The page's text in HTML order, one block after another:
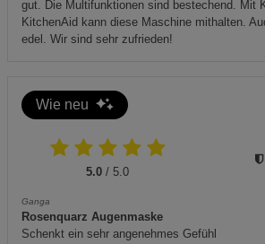
gut. Die Multifunktionen sind bestechend. Mit
KitchenAid kann diese Maschine mithalten.
edel. Wir sind sehr zufrieden!
Wie neu
5.0 / 5.0
Ganga
Rosenquarz Augenmaske
Schenkt ein sehr angenehmes Gefühl